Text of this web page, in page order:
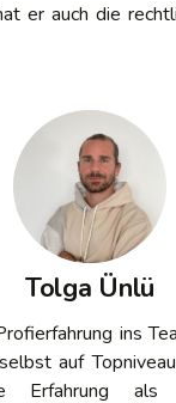
er auch die
Tolga Ünlü
ins
auf
Erfahrung als